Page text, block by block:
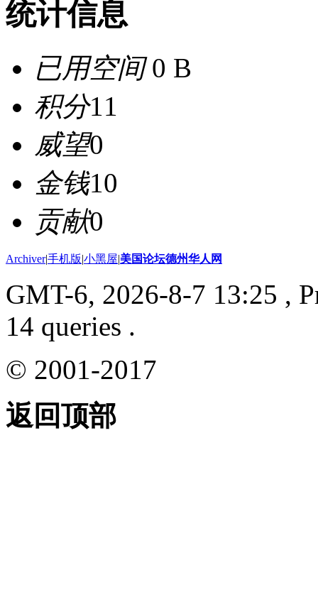
统计信息
已用空间0 B
积分11
威望0
金钱10
贡献0
Archiver|手机版|小黑屋|美国论坛德州华人网
GMT-6, 2026-8-7 13:25 ,
14 queries .
© 2001-2017
返回顶部